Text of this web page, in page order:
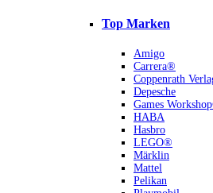
Top Marken
Amigo
Carrera®
Coppenrath
Depesche
Games
HABA
Hasbro
LEGO®
Märklin
Mattel
Pelikan